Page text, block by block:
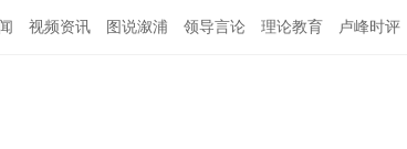
视频资讯 图说溆浦 领导言论 理论教育 卢峰时评